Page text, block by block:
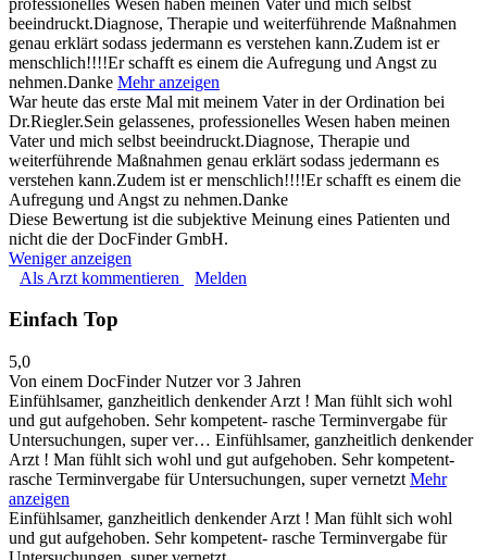
beeindruckt.Diagnose, Therapie und weiterführende Maßnahmen
genau erklärt sodass jedermann es verstehen kann.Zudem ist er
menschlich!!!!Er schafft es einem die Aufregung und Angst zu
nehmen.Danke Mehr anzeigen
War heute das erste Mal mit meinem Vater in der Ordination bei
Dr.Riegler.Sein gelassenes, professionelles Wesen haben meinen
Vater und mich selbst beeindruckt.Diagnose, Therapie und
weiterführende Maßnahmen genau erklärt sodass jedermann es
verstehen kann.Zudem ist er menschlich!!!!Er schafft es einem die
Aufregung und Angst zu nehmen.Danke
Diese Bewertung ist die subjektive Meinung eines Patienten und
nicht die der DocFinder GmbH.
Weniger anzeigen
Als Arzt kommentieren
Melden
Einfach Top
5,0
Von einem DocFinder Nutzervor 3 Jahren
Einfühlsamer, ganzheitlich denkender Arzt ! Man fühlt sich wohl
und gut aufgehoben. Sehr kompetent- rasche Terminvergabe für
Untersuchungen, super ver… Einfühlsamer, ganzheitlich denkender
Arzt ! Man fühlt sich wohl und gut aufgehoben. Sehr kompetent-
rasche Terminvergabe für Untersuchungen, super vernetzt Mehr
anzeigen
Einfühlsamer, ganzheitlich denkender Arzt ! Man fühlt sich wohl
und gut aufgehoben. Sehr kompetent- rasche Terminvergabe für